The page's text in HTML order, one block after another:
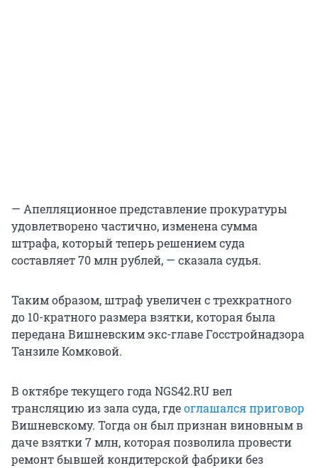
— Апелляционное представление прокуратуры
удовлетворено частично, изменена сумма
штрафа, который теперь решением суда
составляет 70 млн рублей, — сказала судья.
Таким образом, штраф увеличен с трехкратного
до 10-кратного размера взятки, которая была
передана Вишневским экс-главе Госстройнадзора
Танзиле Комковой.
В октябре текущего года NGS42.RU вел
трансляцию из зала суда, гдеоглашался приговор
Вишневскому. Тогда он был признан виновным в
даче взятки 7 млн, которая позволила провести
ремонт бывшей кондитерской фабрики без